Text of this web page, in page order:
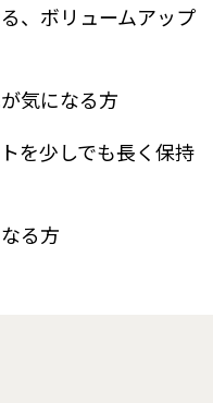
、ボリュームアップ
気になる方
を少しでも長く保持
る方